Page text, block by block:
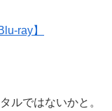
ray】
ルではないかと。